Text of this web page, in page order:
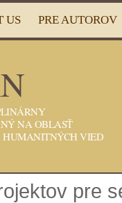
NA OBLASŤ
HUMANITNÝCH VIED
US PRE AUTOROV
pre